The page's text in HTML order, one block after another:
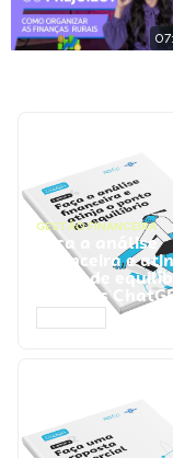
GESTÃO FINANCEIRA
Faça a análise
financeira e
ponto de
Prompts